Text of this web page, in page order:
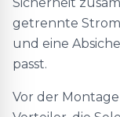
getrennte
und eine
passt.
Vor der